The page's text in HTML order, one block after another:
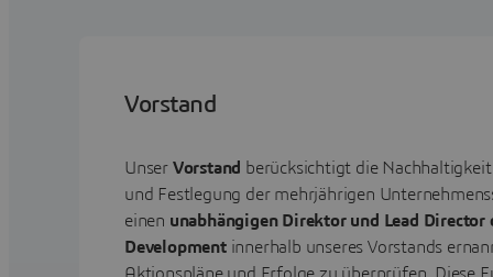
Vorstand
Unser Vorstand berücksichtigt die
und Festlegung der mehrjährigen
einen unabhängigen Direktor und Lead Director
Development innerhalb unseres Vorstands